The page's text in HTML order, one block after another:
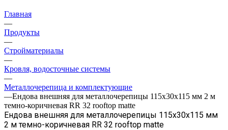
Главная
—
Продукты
—
Стройматериалы
—
Кровля, водосточные системы
—
Металлочерепица и комплектующие
—Ендова внешняя для металлочерепицы 115х30х115 мм 2 м
темно-коричневая RR 32 rooftop matte
Ендова внешняя для металлочерепицы 115х30х115 мм
2 м темно-коричневая RR 32 rooftop matte